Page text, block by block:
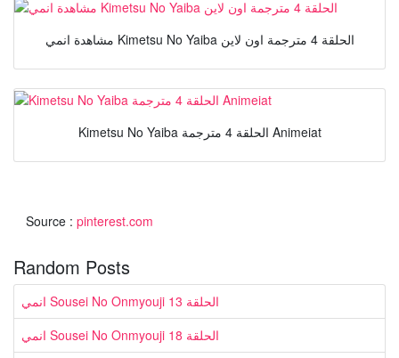
مشاهدة انمي Kimetsu No Yaiba الحلقة 4 مترجمة اون لاين
Kimetsu No Yaiba الحلقة 4 مترجمة Animeiat
Source : pinterest.com
Random Posts
انمي Sousei No Onmyouji الحلقة 13
انمي Sousei No Onmyouji الحلقة 18